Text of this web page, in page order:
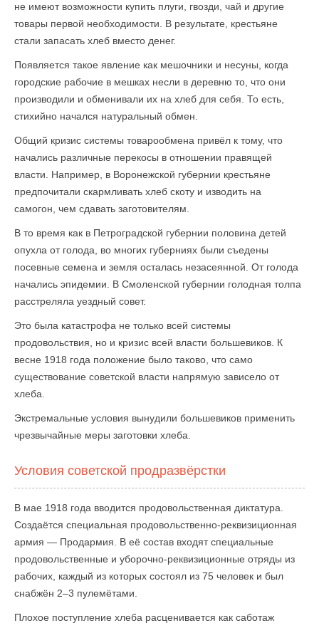
не имеют возможности купить плуги, гвозди, чай и другие
товары первой необходимости. В результате, крестьяне
стали запасать хлеб вместо денег.
Появляется такое явление как мешочники и несуны, когда
городские рабочие в мешках несли в деревню то, что они
производили и обменивали их на хлеб для себя. То есть,
стихийно начался натуральный обмен.
Общий кризис системы товарообмена привёл к тому, что
начались различные перекосы в отношении правящей
власти. Например, в Воронежской губернии крестьяне
предпочитали скармливать хлеб скоту и изводить на
самогон, чем сдавать заготовителям.
В то время как в Петроградской губернии половина детей
опухла от голода, во многих губерниях были съедены
посевные семена и земля осталась незасеянной. От голода
начались эпидемии. В Смоленской губернии голодная толпа
расстреляла уездный совет.
Это была катастрофа не только всей системы
продовольствия, но и кризис всей власти большевиков. К
весне 1918 года положение было таково, что само
существование советской власти напрямую зависело от
хлеба.
Экстремальные условия вынудили большевиков применить
чрезвычайные меры заготовки хлеба.
Условия советской продразвёрстки
В мае 1918 года вводится продовольственная диктатура.
Создаётся специальная продовольственно-реквизиционная
армия — Продармия. В её состав входят специальные
продовольственные и уборочно-реквизиционные отряды из
рабочих, каждый из которых состоял из 75 человек и был
снабжён 2–3 пулемётами.
Плохое поступление хлеба расценивается как саботаж